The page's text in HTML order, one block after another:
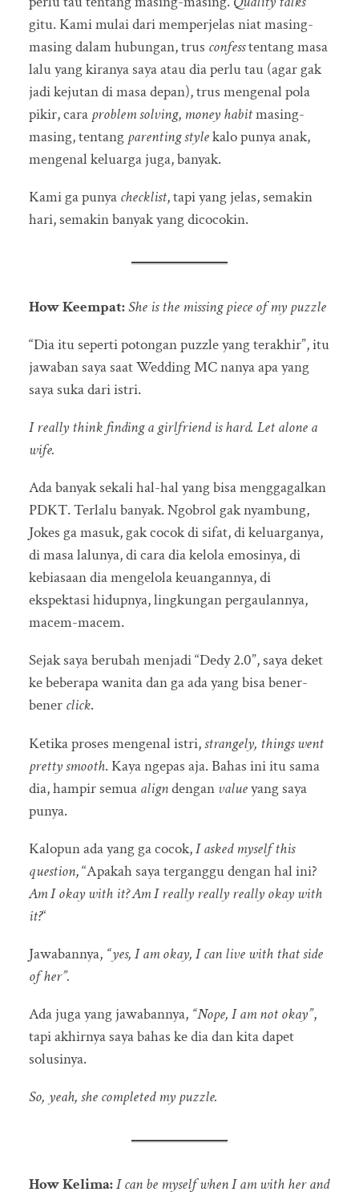
gitu. Kami mulai dari memperjelas niat masing-
masing dalam hubungan, trus confesstentang masa
lalu yang kiranya saya atau dia perlu tau (agar gak
jadi kejutan di masa depan), trus mengenal pola
pikir, cara problem solving, money habitmasing-
masing, tentang parenting stylekalo punya anak,
mengenal keluarga juga, banyak.
Kami ga punya checklist, tapi yang jelas, semakin
hari, semakin banyak yang dicocokin.
How Keempat:She is the missing piece of my puzzle
“Dia itu seperti potongan puzzle yang terakhir”, itu
jawaban saya saat Wedding MC nanya apa yang
saya suka dari istri.
I really think finding a girlfriend is hard. Let alone a
wife.
Ada banyak sekali hal-hal yang bisa menggagalkan
PDKT. Terlalu banyak. Ngobrol gak nyambung,
Jokes ga masuk, gak cocok di sifat, di keluarganya,
di masa lalunya, di cara dia kelola emosinya, di
kebiasaan dia mengelola keuangannya, di
ekspektasi hidupnya, lingkungan pergaulannya,
macem-macem.
Sejak saya berubah menjadi “Dedy 2.0”, saya deket
ke beberapa wanita dan ga ada yang bisa bener-
bener click.
Ketika proses mengenal istri,strangely, things went
pretty smooth. Kaya ngepas aja. Bahas ini itu sama
dia, hampir semua aligndengan valueyang saya
punya.
Kalopun ada yang ga cocok,I asked myself this
question, “Apakah saya terganggu dengan hal ini?
Am I okay with it? Am I really really really okay with
it?“
Jawabannya, “yes, I am okay, I can live with that side
of her”.
Ada juga yang jawabannya, “Nope, I am not okay”,
tapi akhirnya saya bahas ke dia dan kita dapet
solusinya.
So, yeah, she completed my puzzle.
How Kelima:I can be myself when I am with her and